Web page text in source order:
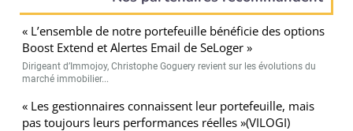
« L’ensemble de notre portefeuille bénéficie des options
Boost Extend et Alertes Email de SeLoger »
Dirigeant d’Immojoy, Christophe Goguery revient sur les évolutions du
marché immobilier...
« Les gestionnaires connaissent leur portefeuille, mais
pas toujours leurs performances réelles »(VILOGI)